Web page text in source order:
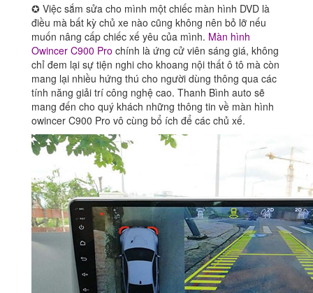
nhất
TPHCM???
lượng
✪ Việc sắm sửa cho mình một chiếc màn hình DVD là
điều mà bất kỳ chủ xe nào cũng không nên bỏ lỡ nếu
muốn nâng cấp chiếc xế yêu của mình. Màn hình
Owincer C900 Pro chính là ứng cử viên sáng giá, không
chỉ đem lại sự tiện nghi cho khoang nội thất ô tô mà còn
mang lại nhiều hứng thú cho người dùng thông qua các
tính năng giải trí công nghệ cao. Thanh Bình auto sẽ
mang đến cho quý khách những thông tin về màn hình
owincer C900 Pro vô cùng bổ ích để các chủ xế.